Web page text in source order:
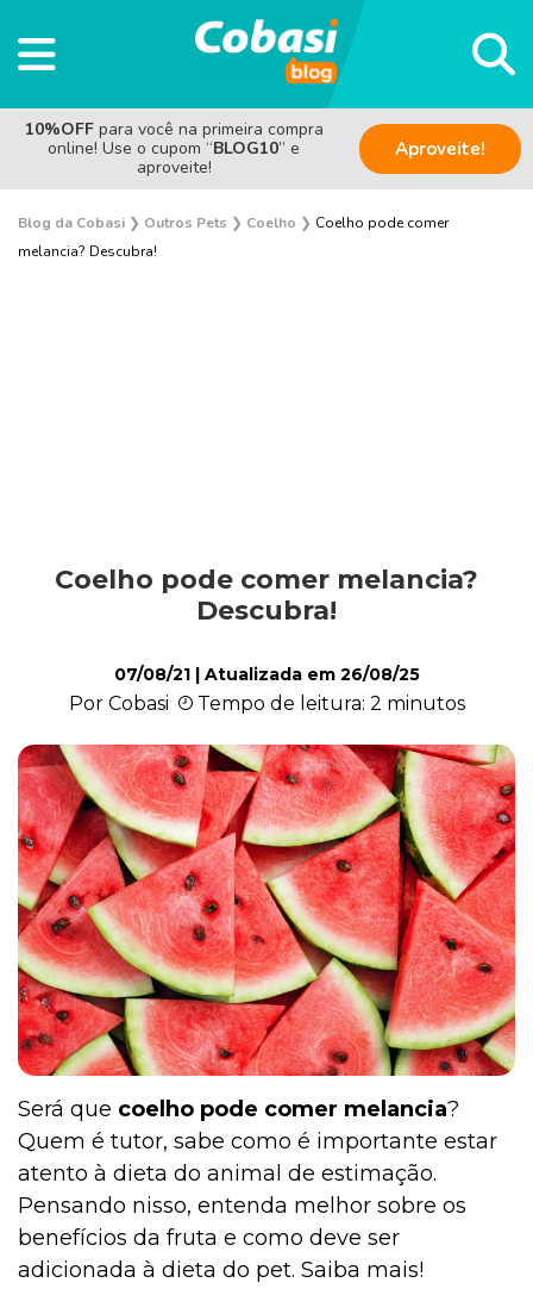
10%OFF para você na primeira compra
online! Use o cupom “BLOG10” e
aproveite!
Aproveite!
Blog da Cobasi ❯ Outros Pets ❯ Coelho ❯ Coelho pode comer
melancia? Descubra!
Exóticos e Silvestres
Mamíferos
Répteis
Roedores
Coelho pode comer melancia?
Descubra!
07/08/21| Atualizada em 26/08/25
Por Cobasi Tempo de leitura: 2 minutos
Será que coelho pode comer melancia?
Quem é tutor, sabe como é importante estar
atento à dieta do animal de estimação.
Pensando nisso, entenda melhor sobre os
benefícios da fruta e como deve ser
adicionada à dieta do pet. Saiba mais!